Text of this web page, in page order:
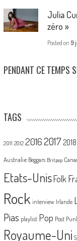
Julia
zéro »
Posted on 9
PENDANT CE TEMPS
TAGS
2011 2012 20162017 2018
Australie Beggars Britpop
Etats-UnisFolk
Rock interview Irlande
Pias playlist Pop Post
Royaume-Uni